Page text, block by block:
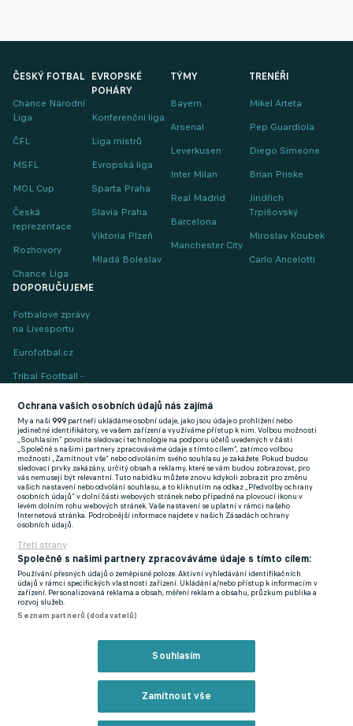
ČESKÝ FOTBAL
Chance Národní
Liga
ČFL
MSFL
MOL Cup
Česká
reprezentace
Rozhovory
Chance Liga
EVROPSKÉ
POHÁRY
Konferenční liga
Liga mistrů
Evropská liga
Sparta Praha
Slavia Praha
Viktoria Plzeň
Mladá Boleslav
TÝMY
Bayern
Arsenal
Leverkusen
Inter Milan
Real Madrid
Barcelona
Manchester City
TRENÉŘI
Mikel Arteta
Pep Guardiola
Diego Simeone
Brian Priske
Jindřich
Trpišovský
Miroslav Koubek
Carlo Ancelotti
DOPORUČUJEME
Fotbalové zprávy
na Livesportu
Eurofotbal.cz
Tribal Football -
(EN)
FlashFutbal (SK)
Tenisportal.cz
Tenisové zprávy
na Livesportu
Podmínky užití
Zásady ochrany osobních údajů
GDPR a žurnalistika
Ochrana vašich osobních údajů nás zajímá
My a naši999 partneři ukládáme osobní údaje, jako jsou údaje o prohlížení nebo
jedinečné identifikátory, ve vašem zařízení a využíváme přístup k nim. Volbou možnosti
„Souhlasím“ povolíte sledovací technologie na podporu účelů uvedených v části
„Společně s našimi partnery zpracováváme údaje s tímto cílem“, zatímco volbou
možnosti „Zamítnout vše“ nebo odvoláním svého souhlasu je zakážete. Pokud budou
sledovací prvky zakázány, určitý obsah a reklamy, které se vám budou zobrazovat, pro
vás nemusejí být relevantní. Tuto nabídku můžete znovu kdykoli zobrazit pro změnu
vašich nastavení nebo odvolání souhlasu, a to kliknutím na odkaz „Předvolby ochrany
osobních údajů“ v dolní části webových stránek nebo případně na plovoucí ikonu v
levém dolním rohu webových stránek. Vaše nastavení se uplatní v rámci našeho
Internetová stránka. Podrobnější informace najdete v našich Zásadách ochrany
osobních údajů.
Třetí strany
Společně s našimi partnery zpracováváme údaje s tímto cílem:
Používání přesných údajů o zeměpisné poloze. Aktivní vyhledávání identifikačních
údajů v rámci specifických vlastností zařízení. Ukládání a/nebo přístup k informacím v
zařízení. Personalizovaná reklama a obsah, měření reklam a obsahu, průzkum publika a
rozvoj služeb.
Seznam partnerů (dodavatelů)
Souhlasím
Zamítnout vše